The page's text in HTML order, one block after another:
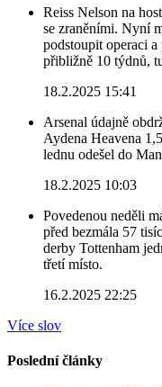
Reiss Nelson na
se zraněními. Nyní
podstoupit operaci
přibližně 10 týdnů,
18.2.2025 15:41
Arsenal údajně
Aydena Heavena
lednu odešel do
18.2.2025 10:03
Povedenou neděli
před bezmála 57
derby Tottenham
třetí místo.
16.2.2025 22:25
Více slov
Poslední články